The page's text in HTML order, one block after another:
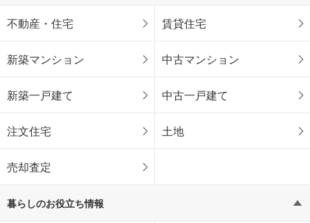
不動産・住宅 賃貸住宅
新築マンション 中古マンション
新築一戸建て 中古一戸建て
注文住宅 土地
売却査定
暮らしのお役立ち情報